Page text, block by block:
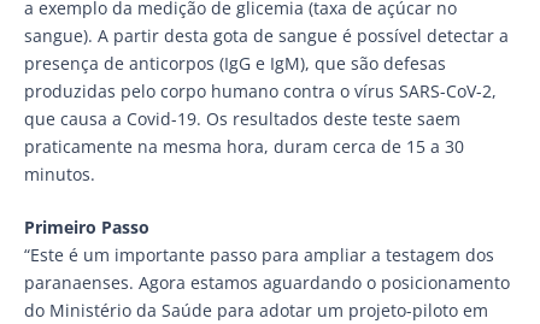
a exemplo da medição de glicemia (taxa de açúcar no
sangue). A partir desta gota de sangue é possível detectar a
presença de anticorpos (IgG e IgM), que são defesas
produzidas pelo corpo humano contra o vírus SARS-CoV-2,
que causa a Covid-19. Os resultados deste teste saem
praticamente na mesma hora, duram cerca de 15 a 30
minutos.
Primeiro Passo
“Este é um importante passo para ampliar a testagem dos
paranaenses. Agora estamos aguardando o posicionamento
do Ministério da Saúde para adotar um projeto-piloto em